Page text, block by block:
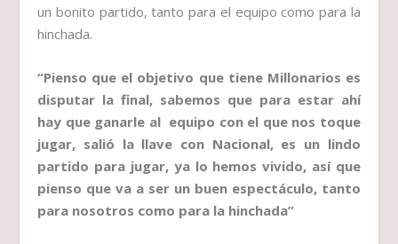
un bonito partido, tanto para el equipo como para la
hinchada.
“Pienso que el objetivo que tiene Millonarios es
disputar la final, sabemos que para estar ahí
hay que ganarle al equipo con el que nos toque
jugar, salió la llave con Nacional, es un lindo
partido para jugar, ya lo hemos vivido, así que
pienso que va a ser un buen espectáculo, tanto
para nosotros como para la hinchada”